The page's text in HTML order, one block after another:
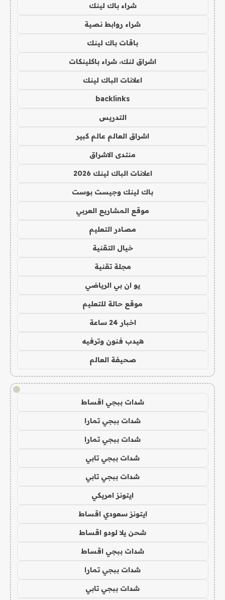
شراء باك لينك
شراء روابط نصية
باقات باك لينك
اشراق لنك، شراء باكلينكات
اعلانات الباك لينك
backlinks
التدريس
اشراق العالم عالم كبير
منتدى الاشراق
اعلانات الباك لينك 2026
باك لينك وجيست بوست
موقع المشاريع العربي
مصادر التعليم
خيال التقنية
مجلة تقنية
يو ان بي الرياضي
موقع حالة للتعليم
اخبار 24 ساعة
هيدب فنون وترفيه
صحيفة العالم
!
شدات ببجي اقساط
شدات ببجي تمارا
شدات ببجي تمارا
شدات ببجي تابي
شدات ببجي تابي
ايتونز امريكي
ايتونز سعودي اقساط
شحن يلا لودو اقساط
شدات ببجي اقساط
شدات ببجي تمارا
شدات ببجي تابي